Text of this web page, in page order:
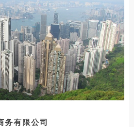
有限公司